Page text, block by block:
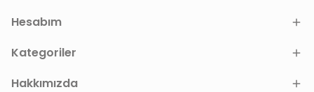
Hesabım
Kategoriler
Hakkımızda